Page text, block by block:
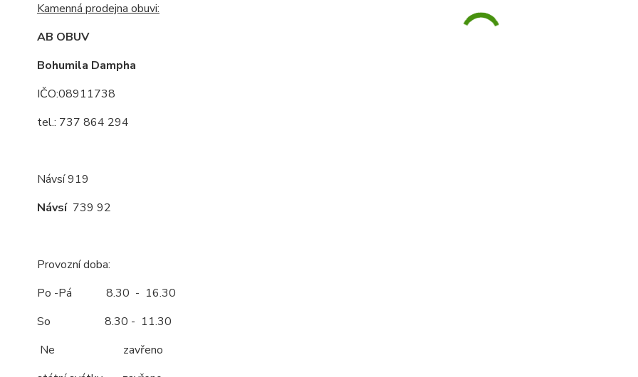
Kamenná prodejna obuvi:
AB OBUV
Bohumila Dampha
IČO:08911738
tel.: 737 864 294
Návsí 919
Návsí739 92
Provozní doba:
Po -Pá 8.30 - 16.30
So 8.30 - 11.30
Ne zavřeno